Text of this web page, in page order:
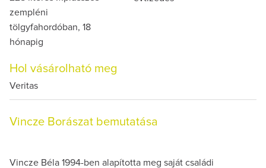
zempléni
tölgyfahordóban, 18
hónapig
Hol vásárolható meg
Veritas
Vincze Borászat bemutatása
Vincze Béla 1994-ben alapította meg saját családi